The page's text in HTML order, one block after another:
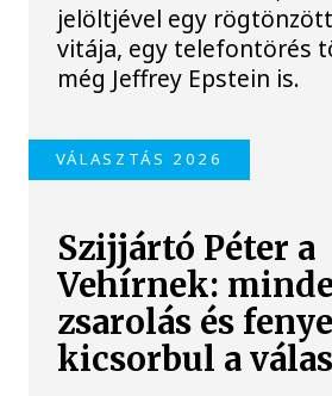
jelöltjével egy
vitája, egy telefontörés
még Jeffrey Epstein is.
VÁLASZTÁS 2026
Szijjártó Péter a
Vehírnek:
zsarolás és
kicsorbul a